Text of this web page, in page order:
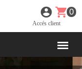
0
Accés client